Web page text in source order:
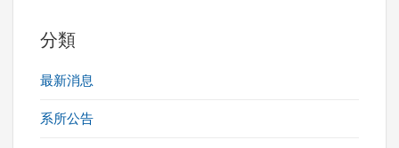
分類
最新消息
系所公告